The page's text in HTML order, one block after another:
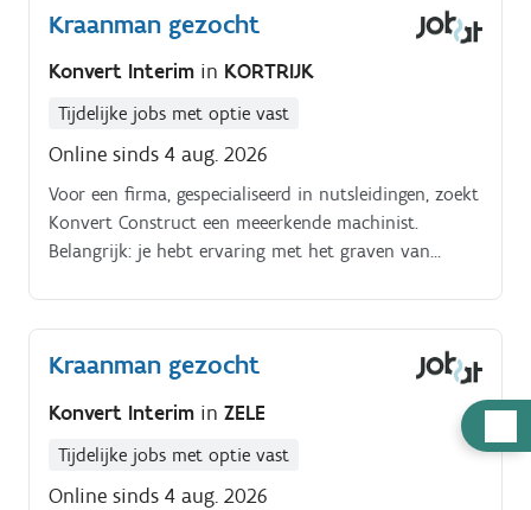
Kraanman gezocht
Konvert Interim in KORTRIJK
Tijdelijke jobs met optie vast
Online sinds 4 aug. 2026
Voor een firma, gespecialiseerd in nutsleidingen, zoekt
Konvert Construct een meeerkende machinist.
Belangrijk: je hebt ervaring met het graven van
Kraanman gezocht
Konvert Interim in ZELE
Tijdelijke jobs met optie vast
Online sinds 4 aug. 2026